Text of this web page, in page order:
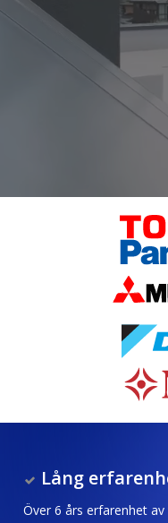
Lång
Över 6 års erfarenhet